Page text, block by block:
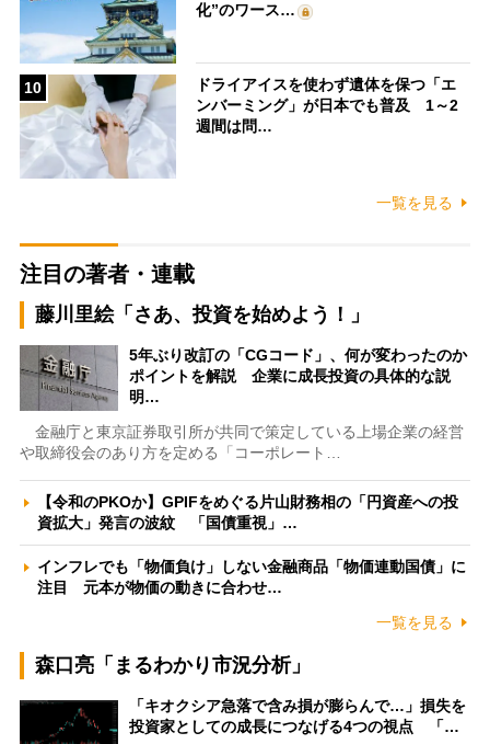
化”のワース…
10
ドライアイスを使わず遺体を保つ「エ
ンバーミング」が日本でも普及 1～2
週間は問…
一覧を見る
注目の著者・連載
藤川里絵「さあ、投資を始めよう！」
5年ぶり改訂の「CGコード」、何が変わったのか
ポイントを解説 企業に成長投資の具体的な説
明…
金融庁と東京証券取引所が共同で策定している上場企業の経営
や取締役会のあり方を定める「コーポレート…
【令和のPKOか】GPIFをめぐる片山財務相の「円資産への投
資拡大」発言の波紋 「国債重視」…
インフレでも「物価負け」しない金融商品「物価連動国債」に
注目 元本が物価の動きに合わせ…
一覧を見る
森口亮「まるわかり市況分析」
「キオクシア急落で含み損が膨らんで…」損失を
投資家としての成長につなげる4つの視点 「…